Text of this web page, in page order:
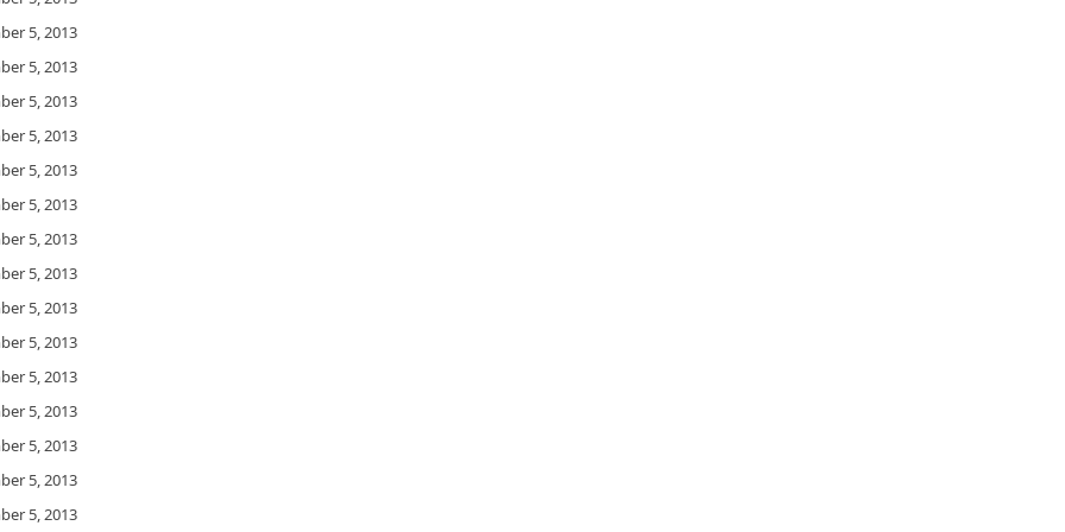
5, 2013
5, 2013
5, 2013
5, 2013
5, 2013
5, 2013
5, 2013
5, 2013
5, 2013
5, 2013
5, 2013
5, 2013
5, 2013
5, 2013
5, 2013